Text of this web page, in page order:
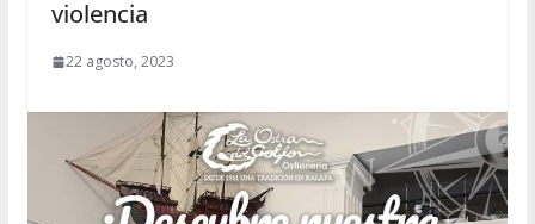
violencia
22 agosto, 2023